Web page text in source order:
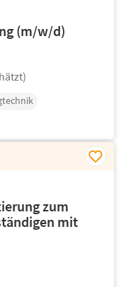
(m/w/d)
zum
mit